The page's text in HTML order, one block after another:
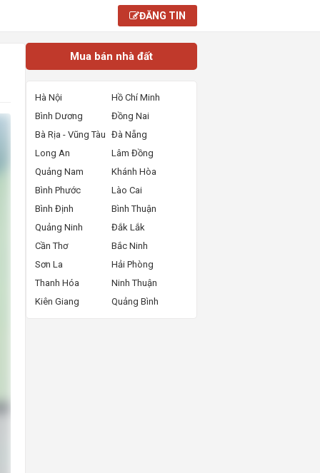
ĐĂNG TIN
Mua bán nhà đất
Hà Nội
Hồ Chí Minh
Bình Dương
Đồng Nai
Bà Rịa - Vũng Tàu Đà Nẵng
Long An
Lâm Đồng
Quảng Nam
Khánh Hòa
Bình Phước
Lào Cai
Bình Định
Bình Thuận
Quảng Ninh
Đắk Lắk
Cần Thơ
Bắc Ninh
Sơn La
Hải Phòng
Thanh Hóa
Ninh Thuận
Kiên Giang
Quảng Bình